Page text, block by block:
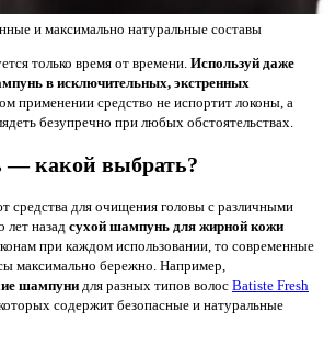
и максимально натуральные составы
только время от времени. Используй даже
в исключительных, экстренных
применении средство не испортит локоны, а
безупречно при любых обстоятельствах.
— какой выбрать?
средства для очищения головы с различными
лет назад сухой шампунь для жирной кожи
при каждом использовании, то современные
максимально бережно. Например,
шампуни для разных типов волос Batiste Fresh
содержит безопасные и натуральные